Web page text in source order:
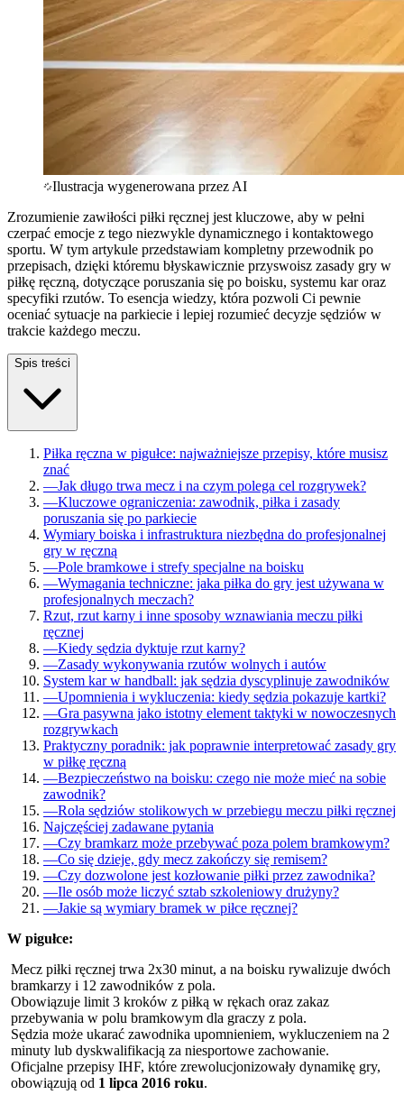
Ilustracja wygenerowana przez AI
Zrozumienie zawiłości piłki ręcznej jest kluczowe, aby w pełni
czerpać emocje z tego niezwykle dynamicznego i kontaktowego
sportu. W tym artykule przedstawiam kompletny przewodnik po
przepisach, dzięki któremu błyskawicznie przyswoisz zasady gry w
piłkę ręczną, dotyczące poruszania się po boisku, systemu kar oraz
specyfiki rzutów. To esencja wiedzy, która pozwoli Ci pewnie
oceniać sytuacje na parkiecie i lepiej rozumieć decyzje sędziów w
trakcie każdego meczu.
Spis treści
Piłka ręczna w pigułce: najważniejsze przepisy, które musisz
znać
—Jak długo trwa mecz i na czym polega cel rozgrywek?
—Kluczowe ograniczenia: zawodnik, piłka i zasady
poruszania się po parkiecie
Wymiary boiska i infrastruktura niezbędna do profesjonalnej
gry w ręczną
—Pole bramkowe i strefy specjalne na boisku
—Wymagania techniczne: jaka piłka do gry jest używana w
profesjonalnych meczach?
Rzut, rzut karny i inne sposoby wznawiania meczu piłki
ręcznej
—Kiedy sędzia dyktuje rzut karny?
—Zasady wykonywania rzutów wolnych i autów
System kar w handball: jak sędzia dyscyplinuje zawodników
—Upomnienia i wykluczenia: kiedy sędzia pokazuje kartki?
—Gra pasywna jako istotny element taktyki w nowoczesnych
rozgrywkach
Praktyczny poradnik: jak poprawnie interpretować zasady gry
w piłkę ręczną
—Bezpieczeństwo na boisku: czego nie może mieć na sobie
zawodnik?
—Rola sędziów stolikowych w przebiegu meczu piłki ręcznej
Najczęściej zadawane pytania
—Czy bramkarz może przebywać poza polem bramkowym?
—Co się dzieje, gdy mecz zakończy się remisem?
—Czy dozwolone jest kozłowanie piłki przez zawodnika?
—Ile osób może liczyć sztab szkoleniowy drużyny?
—Jakie są wymiary bramek w piłce ręcznej?
W pigułce:
Mecz piłki ręcznej trwa 2x30 minut, a na boisku rywalizuje dwóch
bramkarzy i 12 zawodników z pola.
Obowiązuje limit 3 kroków z piłką w rękach oraz zakaz
przebywania w polu bramkowym dla graczy z pola.
Sędzia może ukarać zawodnika upomnieniem, wykluczeniem na 2
minuty lub dyskwalifikacją za niesportowe zachowanie.
Oficjalne przepisy IHF, które zrewolucjonizowały dynamikę gry,
obowiązują od 1 lipca 2016 roku.